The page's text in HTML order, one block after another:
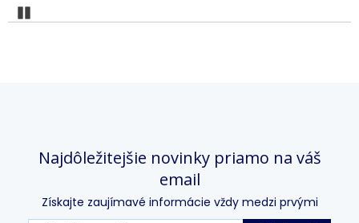
Najdôležitejšie novinky priamo na váš
email
Získajte zaujímavé informácie vždy medzi prvými